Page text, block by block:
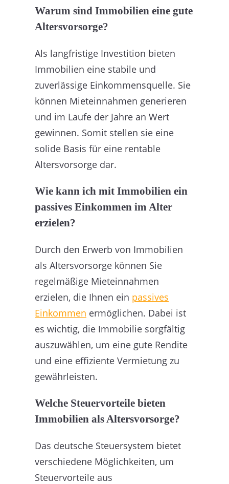
Warum sind Immobilien eine gute
Altersvorsorge?
Als langfristige Investition bieten
Immobilien eine stabile und
zuverlässige Einkommensquelle. Sie
können Mieteinnahmen generieren
und im Laufe der Jahre an Wert
gewinnen. Somit stellen sie eine
solide Basis für eine rentable
Altersvorsorge dar.
Wie kann ich mit Immobilien ein
passives Einkommen im Alter
erzielen?
Durch den Erwerb von Immobilien
als Altersvorsorge können Sie
regelmäßige Mieteinnahmen
erzielen, die Ihnen ein passives
Einkommen ermöglichen. Dabei ist
es wichtig, die Immobilie sorgfältig
auszuwählen, um eine gute Rendite
und eine effiziente Vermietung zu
gewährleisten.
Welche Steuervorteile bieten
Immobilien als Altersvorsorge?
Das deutsche Steuersystem bietet
verschiedene Möglichkeiten, um
Steuervorteile aus